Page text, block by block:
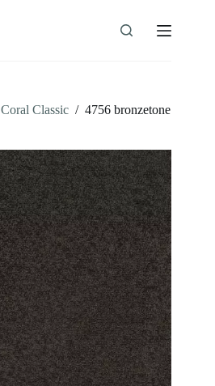
Coral Classic / 4756 bronzetone